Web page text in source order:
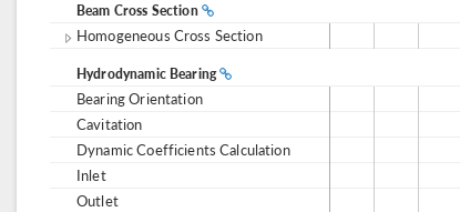
Beam Cross Section
Homogeneous Cross Section
Hydrodynamic Bearing
Bearing Orientation
Cavitation
Dynamic Coefficients Calculation
Inlet
Outlet